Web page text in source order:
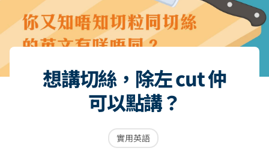
想講切絲，除左 cut 仲
可以點講？
實用英語